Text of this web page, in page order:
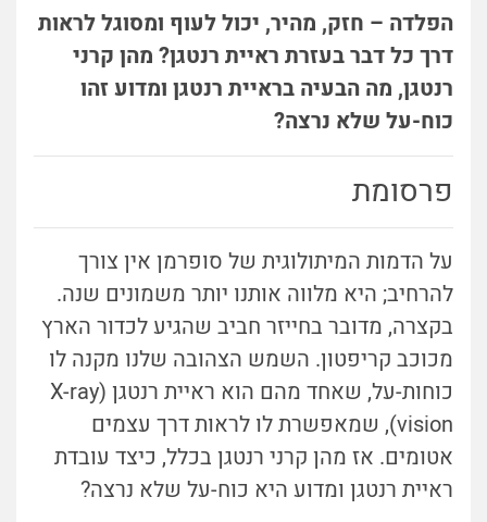
הפלדה – חזק, מהיר, יכול לעוף ומסוגל לראות
דרך כל דבר בעזרת ראיית רנטגן? מהן קרני
רנטגן, מה הבעיה בראיית רנטגן ומדוע זהו
כוח-על שלא נרצה?
פרסומת
על הדמות המיתולוגית של סופרמן אין צורך
להרחיב; היא מלווה אותנו יותר משמונים שנה.
בקצרה, מדובר בחייזר חביב שהגיע לכדור הארץ
מכוכב קריפטון. השמש הצהובה שלנו מקנה לו
כוחות-על, שאחד מהם הוא ראיית רנטגן (X-ray
vision), שמאפשרת לו לראות דרך עצמים
אטומים. אז מהן קרני רנטגן בכלל, כיצד עובדת
ראיית רנטגן ומדוע היא כוח-על שלא נרצה?